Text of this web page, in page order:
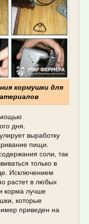
кормушки для
дня.
выработку
пищи.
соли, так
только в
Исключением
растет в любых
корма лучше
которые
приведен на